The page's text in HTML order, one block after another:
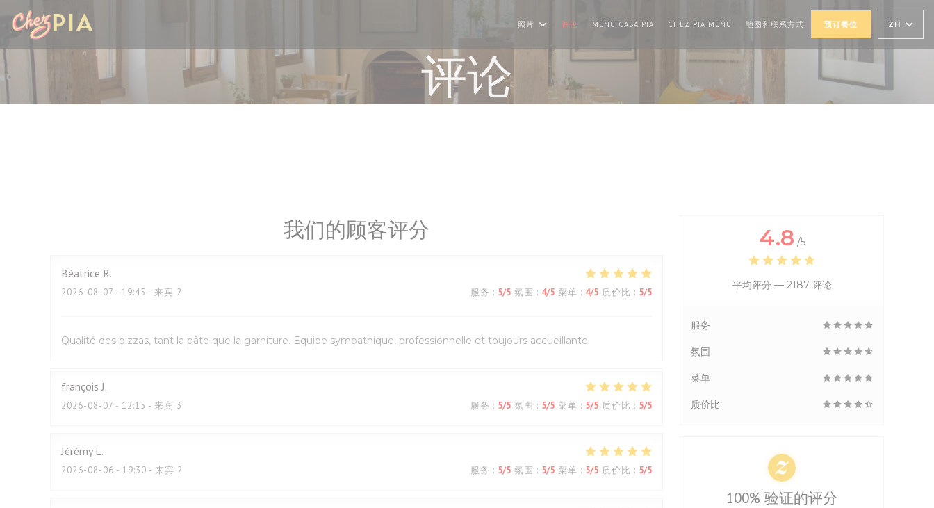
Cookie管理面板
照片 评论 MENU CASA PIA ((在新窗口中打开))
CHEZ PIA MENU ((在新窗口中打开))
地图和联系方式 预订餐位 ZH
评论
我们的顾客评分
Béatrice R
2026-08-07 - 19:45 - 来宾 2 服务 : 5/5 氛围 : 4/5 菜单 : 4/5 质价比 : 5/5
Qualité des pizzas, tant la pâte que la garniture. Equipe sympathique, professionnelle et toujours accueillante.
françois J
2026-08-07 - 12:15 - 来宾 3 服务 : 5/5 氛围 : 5/5 菜单 : 5/5 质价比 : 5/5
Jérémy L
2026-08-06 - 19:30 - 来宾 2 服务 : 5/5 氛围 : 5/5 菜单 : 5/5 质价比 : 5/5
4.8 /5
平均评分 — 2187 评论
服务
氛围
菜单
质价比
100% 验证的评分